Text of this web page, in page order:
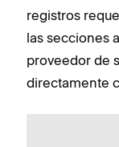
registros
las secciones
proveedor de
directamente